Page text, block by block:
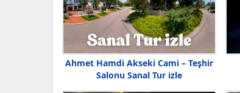
Ahmet Hamdi Akseki Cami – Teşhir
Salonu Sanal Tur izle